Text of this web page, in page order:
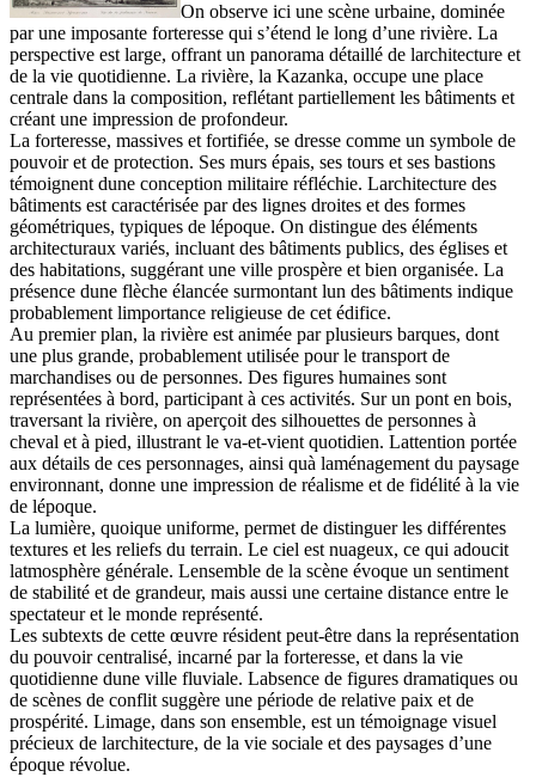
On observe ici une scène urbaine, dominée
par une imposante forteresse qui s’étend le long d’une rivière. La
perspective est large, offrant un panorama détaillé de larchitecture et
de la vie quotidienne. La rivière, la Kazanka, occupe une place
centrale dans la composition, reflétant partiellement les bâtiments et
créant une impression de profondeur.
La forteresse, massives et fortifiée, se dresse comme un symbole de
pouvoir et de protection. Ses murs épais, ses tours et ses bastions
témoignent dune conception militaire réfléchie. Larchitecture des
bâtiments est caractérisée par des lignes droites et des formes
géométriques, typiques de lépoque. On distingue des éléments
architecturaux variés, incluant des bâtiments publics, des églises et
des habitations, suggérant une ville prospère et bien organisée. La
présence dune flèche élancée surmontant lun des bâtiments indique
probablement limportance religieuse de cet édifice.
Au premier plan, la rivière est animée par plusieurs barques, dont
une plus grande, probablement utilisée pour le transport de
marchandises ou de personnes. Des figures humaines sont
représentées à bord, participant à ces activités. Sur un pont en bois,
traversant la rivière, on aperçoit des silhouettes de personnes à
cheval et à pied, illustrant le va-et-vient quotidien. Lattention portée
aux détails de ces personnages, ainsi quà laménagement du paysage
environnant, donne une impression de réalisme et de fidélité à la vie
de lépoque.
La lumière, quoique uniforme, permet de distinguer les différentes
textures et les reliefs du terrain. Le ciel est nuageux, ce qui adoucit
latmosphère générale. Lensemble de la scène évoque un sentiment
de stabilité et de grandeur, mais aussi une certaine distance entre le
spectateur et le monde représenté.
Les subtexts de cette œuvre résident peut-être dans la représentation
du pouvoir centralisé, incarné par la forteresse, et dans la vie
quotidienne dune ville fluviale. Labsence de figures dramatiques ou
de scènes de conflit suggère une période de relative paix et de
prospérité. Limage, dans son ensemble, est un témoignage visuel
précieux de larchitecture, de la vie sociale et des paysages d’une
époque révolue.